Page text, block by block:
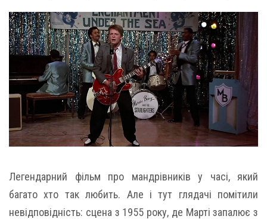
Легендарний фільм про мандрівників у часі, який
багато хто так любить. Але і тут глядачі помітили
невідповідність: сцена з 1955 року, де Марті запалює з